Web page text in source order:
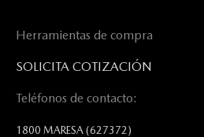
Herramientas de compra
SOLICITA COTIZACIÓN
Teléfonos de contacto:
1800 MARESA(627372)